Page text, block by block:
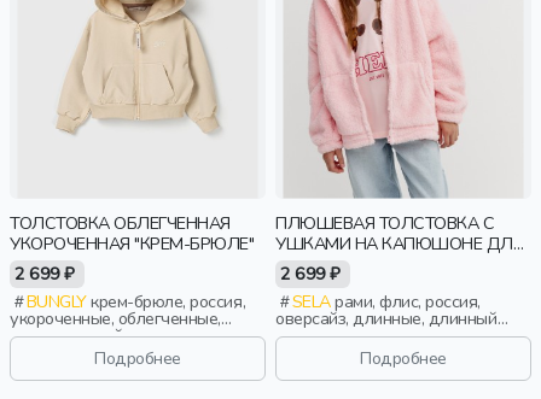
ТОЛСТОВКА ОБЛЕГЧЕННАЯ
УКОРОЧЕННАЯ "КРЕМ-БРЮЛЕ"
2 699 ₽
BUNGLYкрем-брюле, россия,
укороченные, облегченные,
повседневный, девочки,
малыши, дошкольники, дети
Подробнее
ПЛЮШЕВАЯ ТОЛСТОВКА С
УШКАМИ НА КАПЮШОНЕ ДЛЯ
ДЕВОЧЕК
2 699 ₽
SELAрами, флис, россия,
оверсайз, длинные, длинный
рукав, капюшон, застежка,
стопперы, манжета, свободные,
уши, объемные, эластичные,
девочки, дети
Подробнее